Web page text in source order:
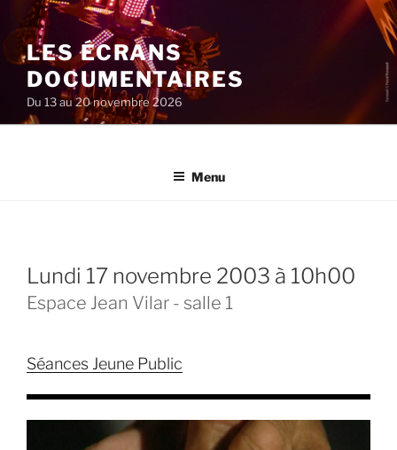
au
contenu
principal
LES ÉCRANS
DOCUMENTAIRES
Du 13 au 20 novembre 2026
Menu
lundi 17 novembre 2003 à 10h00
Espace Jean Vilar - salle 1
Séances Jeune Public